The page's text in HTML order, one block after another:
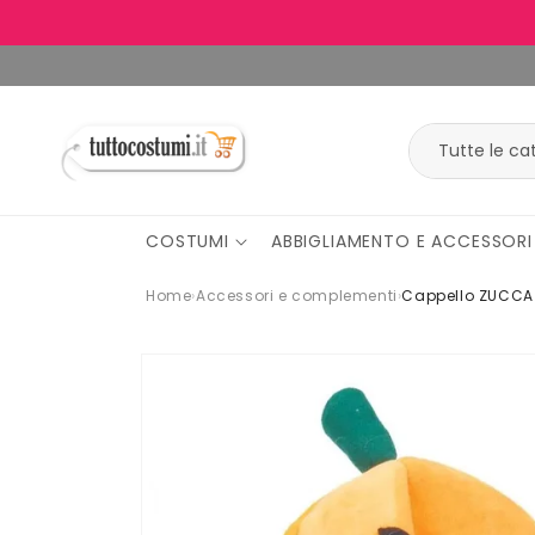
ai contenuti
COSTUMI ABBIGLIAMENTO E ACCESSORI
Home›Accessori e complementi›Cappello ZUCCA